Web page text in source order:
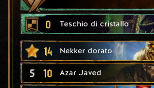
0 Teschio di cristallo
14 Nekker dorato
5 10 Azar Javed